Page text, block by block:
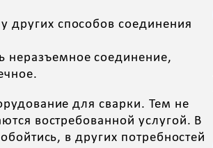
других способов соединения
неразъемное соединение,
для сварки. Тем не
востребованной услугой. В
в других потребностей